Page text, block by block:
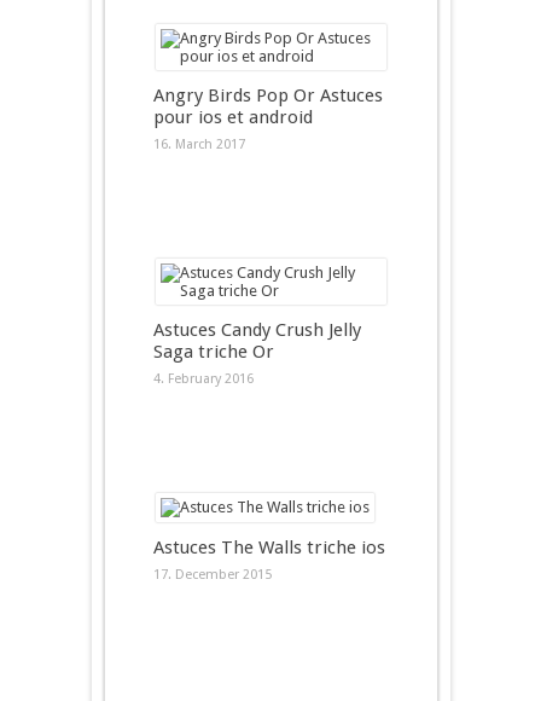
Angry Birds Pop Or Astuces
pour ios et android
16. March 2017
Astuces Candy Crush Jelly
Saga triche Or
4. February 2016
Astuces The Walls triche ios
17. December 2015